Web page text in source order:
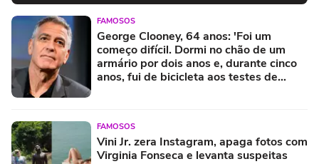
FAMOSOS
George Clooney, 64 anos: 'Foi um
começo difícil. Dormi no chão de um
armário por dois anos e, durante cinco
anos, fui de bicicleta aos testes de
FAMOSOS
Vini Jr. zera Instagram, apaga fotos com
Virginia Fonseca e levanta suspeitas